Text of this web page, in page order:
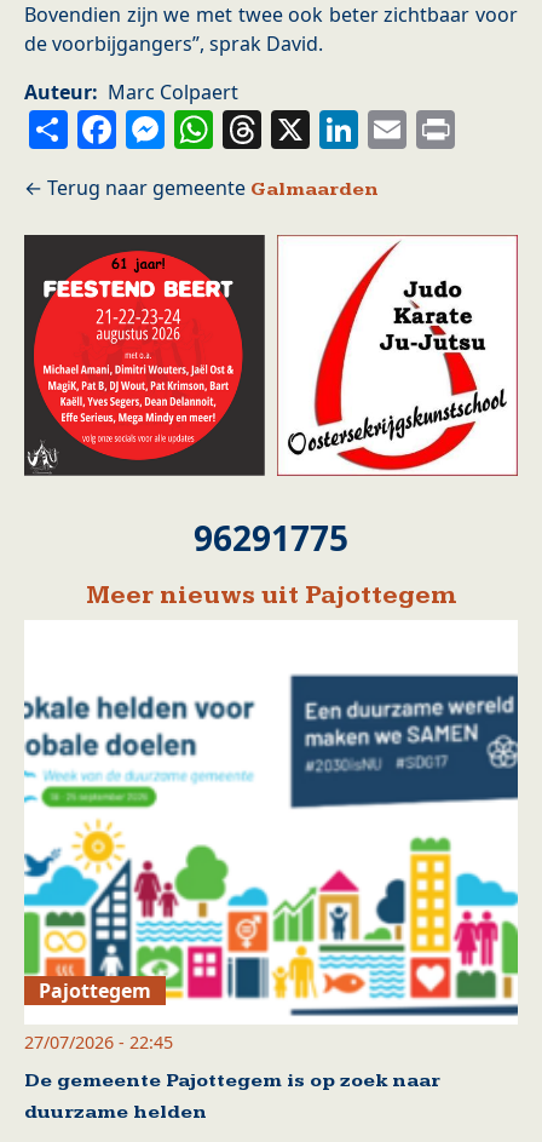
Bovendien zijn we met twee ook beter zichtbaar voor
de voorbijgangers”, sprak David.
Auteur
Marc Colpaert
ShareFacebook
Messenger
WhatsApp
Threads
X LinkedIn
Email
Galmaarden
96291775
Meer nieuws uit Pajottegem
Pajottegem
27/07/2026 - 22:45
De gemeente Pajottegem is op zoek naar
duurzame helden